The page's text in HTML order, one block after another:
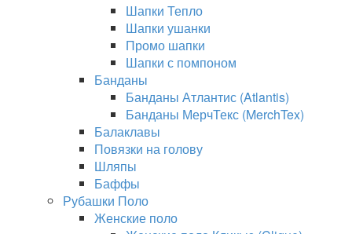
Шапки Тепло
Шапки ушанки
Промо шапки
Шапки с помпоном
Банданы
Банданы Атлантис (Atlantis)
Банданы МерчТекс (MerchTex)
Балаклавы
Повязки на голову
Шляпы
Баффы
Рубашки Поло
Женские поло